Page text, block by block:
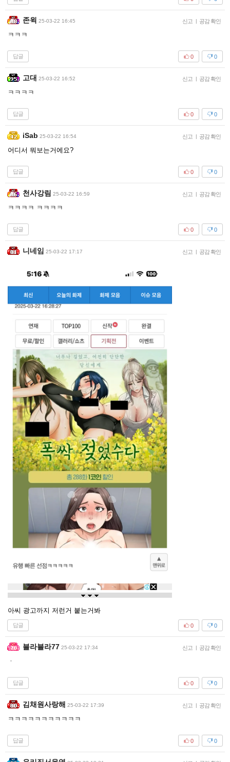
존윅 25-03-22 16:45 신고 공감 확인
ㅋㅋㅋ
답글 0
0
고대 25-03-22 16:52 신고 공감 확인
ㅋㅋㅋㅋ
답글 0
0
iSab 25-03-22 16:54 신고 공감 확인
어디서 뭐보는거에요?
답글 0
0
천사강림 25-03-22 16:59 신고 공감 확인
ㅋㅋㅋㅋ ㅋㅋㅋㅋ
답글 0
0
니네임 25-03-22 17:17 신고 공감 확인
아씨 광고까지 저런거 붙는거봐
답글 0
0
블라블라77 25-03-22 17:34 신고 공감 확인
ㆍ
답글 0
0
김채원사랑해 25-03-22 17:39 신고 공감 확인
ㅋㅋㅋㅋㅋㅋㅋㅋㅋㅋㅋ
답글 0
0